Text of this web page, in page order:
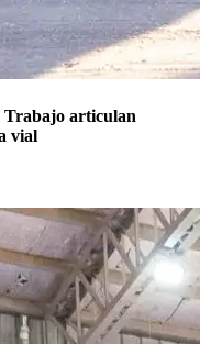
Trabajo articulan
vial